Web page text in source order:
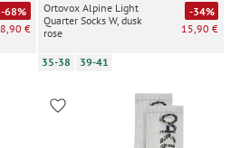
-68%
8,90 €
Ortovox Alpine Light
Quarter Socks W, dusk
rose
-34%
15,90 €
35-38 39-41